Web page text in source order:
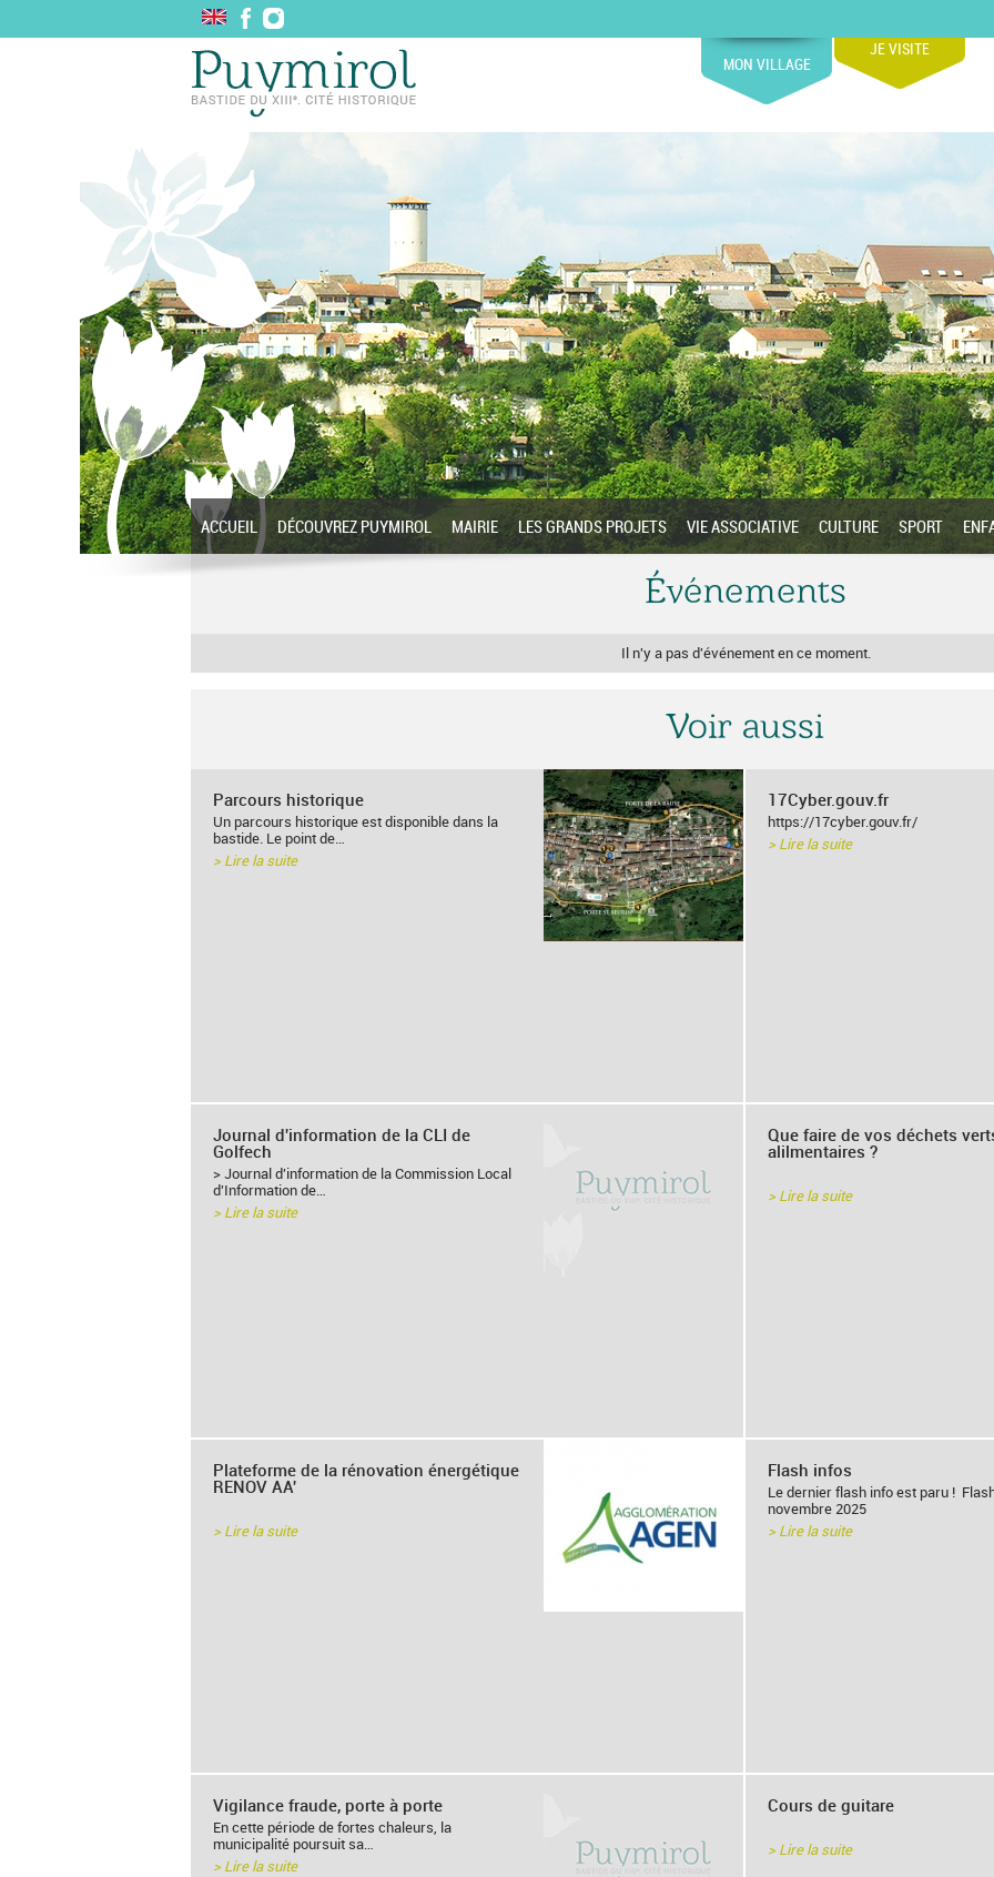
MON VILLAGE
JE VISITE
ACCUEIL DÉCOUVREZ PUYMIROL MAIRIE LES GRANDS PROJETS VIE ASSOCIATIVE CULTURE SPORT
Événements
Il n'y a pas d'événement en ce moment.
Voir aussi
Parcours historique
Un parcours historique est disponible dans la
bastide. Le point de…
> Lire la suite
17Cyber.gouv.fr
https://17cyber.gouv.fr/
> Lire la suite
Journal d'information de la CLI de
Golfech
> Journal d'information de la Commission Local
d'Information de…
> Lire la suite
Que faire de vos déchets
alilmentaires ?
> Lire la suite
Plateforme de la rénovation énergétique
RENOV AA'
> Lire la suite
Flash infos
Le dernier flash info est paru !
novembre 2025
> Lire la suite
Vigilance fraude, porte à porte
En cette période de fortes chaleurs, la
municipalité poursuit sa…
> Lire la suite
Cours de guitare
> Lire la suite